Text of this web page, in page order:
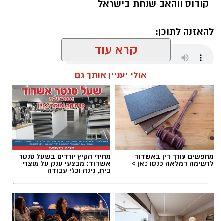
קודוס ווהאב שנחת בישראל
להאזנה לתוכן:
שחר כחלון / 17:59 07.08.26
תגים:מכבי אשדוד, קודוס ווהאב
קרא עוד
אולי יעניין אותך גם
מחפשים עורך דין באשדוד
לרשימה המלאה כנסו כאן >
מחירי הקיץ יורדים בשעל סנטר
אשדוד: מבצעי ענק על מוצרי
בית, גינה וכלי עבודה